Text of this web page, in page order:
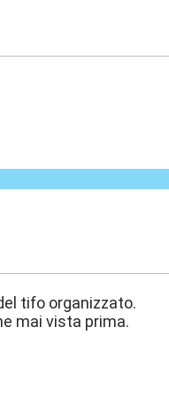
tifo organizzato.
mai vista prima.